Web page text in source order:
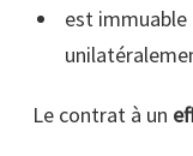
est
Le contrat à un